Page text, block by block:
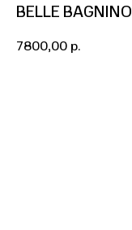
BELLE BAGNINO
7800,00 р.